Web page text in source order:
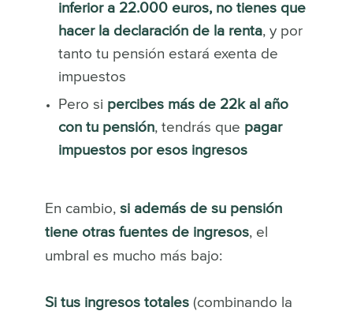
inferior a 22.000 euros, no tienes que
hacer la declaración de la renta, y por
tanto tu pensión estará exenta de
impuestos
Pero si percibes más de 22k al año
con tu pensión, tendrás que pagar
impuestos por esos ingresos
En cambio, si además de su pensión
tiene otras fuentes de ingresos, el
umbral es mucho más bajo:
Si tus ingresos totales(combinando la